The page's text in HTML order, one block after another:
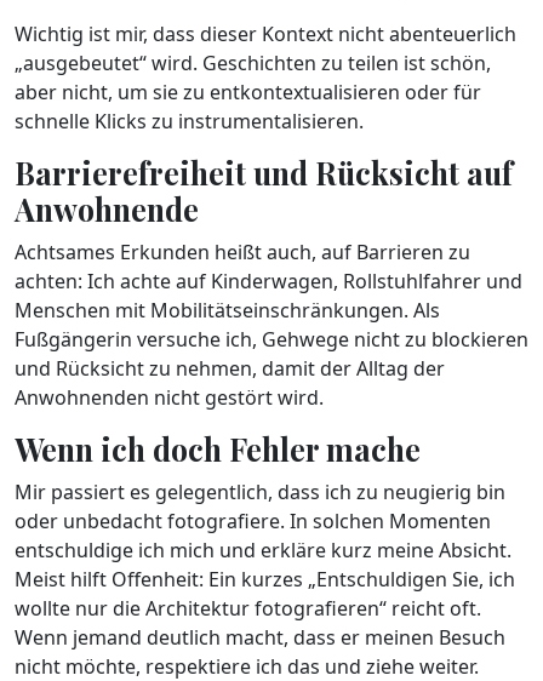
Wichtig ist mir, dass dieser Kontext nicht abenteuerlich
„ausgebeutet“ wird. Geschichten zu teilen ist schön,
aber nicht, um sie zu entkontextualisieren oder für
schnelle Klicks zu instrumentalisieren.
Barrierefreiheit und Rücksicht auf
Anwohnende
Achtsames Erkunden heißt auch, auf Barrieren zu
achten: Ich achte auf Kinderwagen, Rollstuhlfahrer und
Menschen mit Mobilitätseinschränkungen. Als
Fußgängerin versuche ich, Gehwege nicht zu blockieren
und Rücksicht zu nehmen, damit der Alltag der
Anwohnenden nicht gestört wird.
Wenn ich doch Fehler mache
Mir passiert es gelegentlich, dass ich zu neugierig bin
oder unbedacht fotografiere. In solchen Momenten
entschuldige ich mich und erkläre kurz meine Absicht.
Meist hilft Offenheit: Ein kurzes „Entschuldigen Sie, ich
wollte nur die Architektur fotografieren“ reicht oft.
Wenn jemand deutlich macht, dass er meinen Besuch
nicht möchte, respektiere ich das und ziehe weiter.